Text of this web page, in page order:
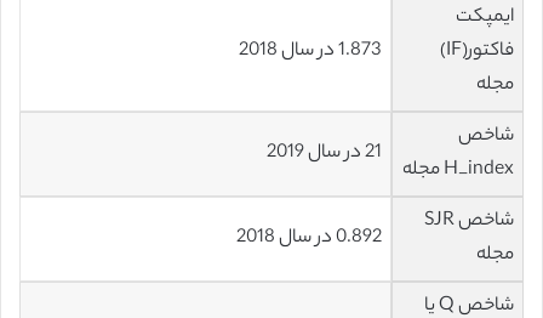
ایمپکت
فاکتور(IF)
مجله
1.873 در سال 2018
شاخص
H_index مجله
21 در سال 2019
شاخص SJR
مجله
0.892 در سال 2018
شاخص Q یا